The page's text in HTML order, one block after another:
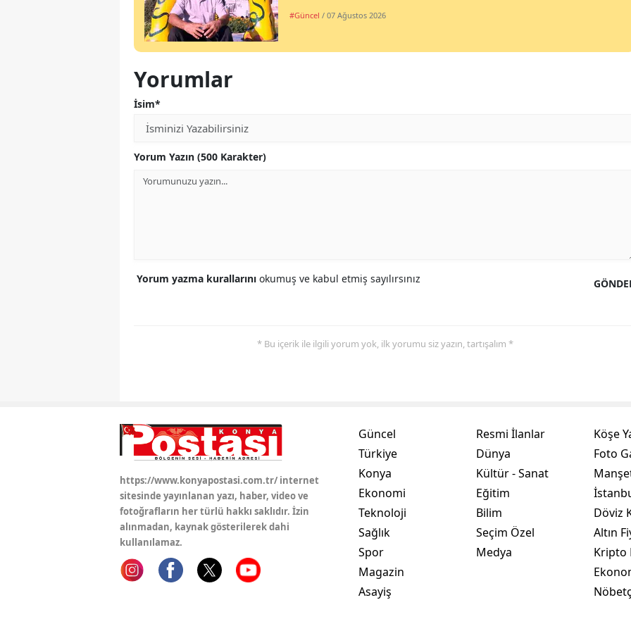
Zonguldak
Yalova
Osmaniye
Düzce
#Güncel / 07 Ağustos 2026
Yorumlar
İsim*
Yorum Yazın (500 Karakter)
Yorum yazma kurallarını okumuş ve kabul etmiş sayılırsınız
* Bu içerik ile ilgili yorum yok, ilk yorumu siz yazın, tartışalım *
https://www.konyapostasi.com.tr/ internet
sitesinde yayınlanan yazı, haber, video ve
fotoğrafların her türlü hakkı saklıdır. İzin
alınmadan, kaynak gösterilerek dahi
kullanılamaz.
Güncel
Türkiye
Konya
Ekonomi
Teknoloji
Sağlık
Spor
Magazin
Asayiş
Resmi İlanlar
Dünya
Kültür - Sanat
Eğitim
Bilim
Seçim Özel
Medya
Köşe
Foto
Döviz
Altın
Kripto